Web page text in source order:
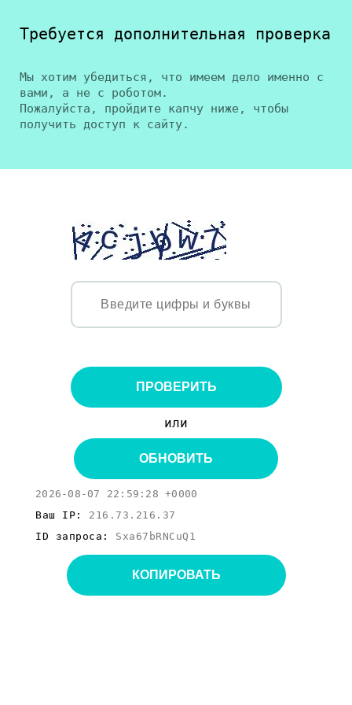
Требуется дополнительная проверка
Мы хотим убедиться, что имеем дело именно с
вами, а не с роботом.
Пожалуйста, пройдите капчу ниже, чтобы
получить доступ к сайту.
ПРОВЕРИТЬ
или
ОБНОВИТЬ
2026-08-07 22:59:28 +0000
Ваш IP: 216.73.216.37
ID запроса: Sxa67bRNCuQ1
КОПИРОВАТЬ